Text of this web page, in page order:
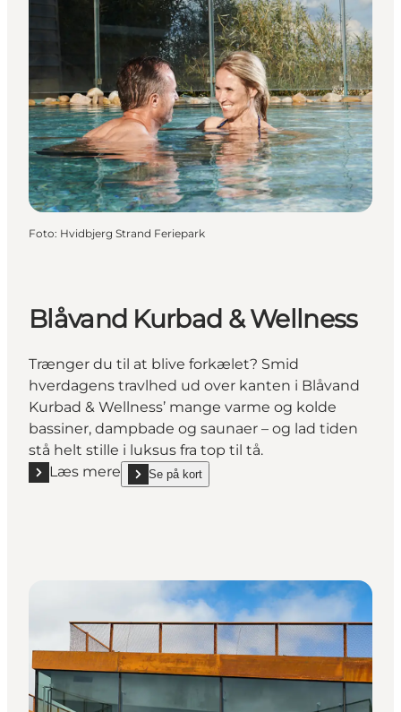
Foto: Hvidbjerg Strand Feriepark
Blåvand Kurbad & Wellness
Trænger du til at blive forkælet? Smid
hverdagens travlhed ud over kanten i Blåvand
Kurbad & Wellness’ mange varme og kolde
bassiner, dampbade og saunaer – og lad tiden
stå helt stille i luksus fra top til tå.
Læs mere
Læs mere "Blåvand Kurbad & Wellness"
Se på kort
show Blåvand Kurbad & Wellness on_map